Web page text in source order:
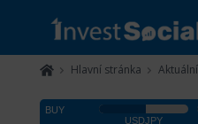
Hlavní stránka